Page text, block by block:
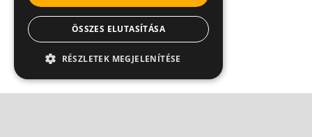
ÖSSZES ELUTASÍTÁSA
RÉSZLETEK MEGJELENÍTÉSE